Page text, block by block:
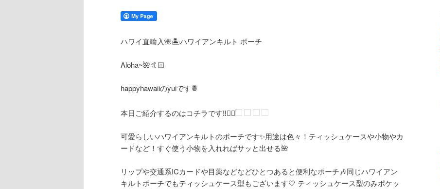
ハワイ直輸入🌺🏝ハワイアンキルト ポーチ
Aloha~🌺🤙🏻
happyhawaiiのyuiです🍍
本日ご紹介するのはコチラです‼️👇🏻
可愛らしいハワイアンキルトのポーチです✨用途は色々！ティッシュケースや小物やカ
ードなど！すぐ使う小物を入れればサッと出せる🌺
リップや交通系ICカードや目薬などなどひとつあると便利なポーチ🎶同じハワイアン
キルトポーチでもティッシュケース型もございます🤍 ティッシュケース型のみポケッ